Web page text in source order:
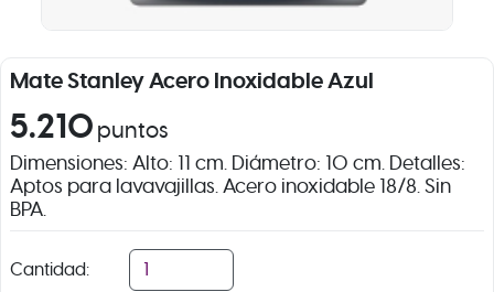
Mate Stanley Acero Inoxidable Azul
5.210 puntos
Dimensiones: Alto: 11 cm. Diámetro: 10 cm. Detalles:
Aptos para lavavajillas. Acero inoxidable 18/8. Sin
BPA.
Cantidad: